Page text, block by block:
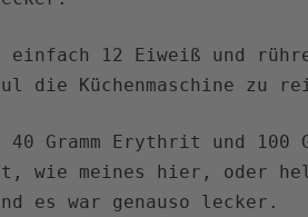
einfach 12 Eiweiß und
die Küchenmaschine zu
40 Gramm Erythrit und
wie meines hier, oder
es war genauso lecker.